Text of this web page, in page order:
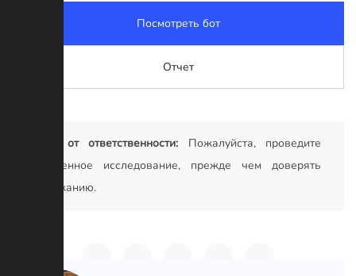
Посмотреть бот
Отчет
Отказ от ответственности: Пожалуйста, проведите
собственное исследование, прежде чем доверять
содержанию.